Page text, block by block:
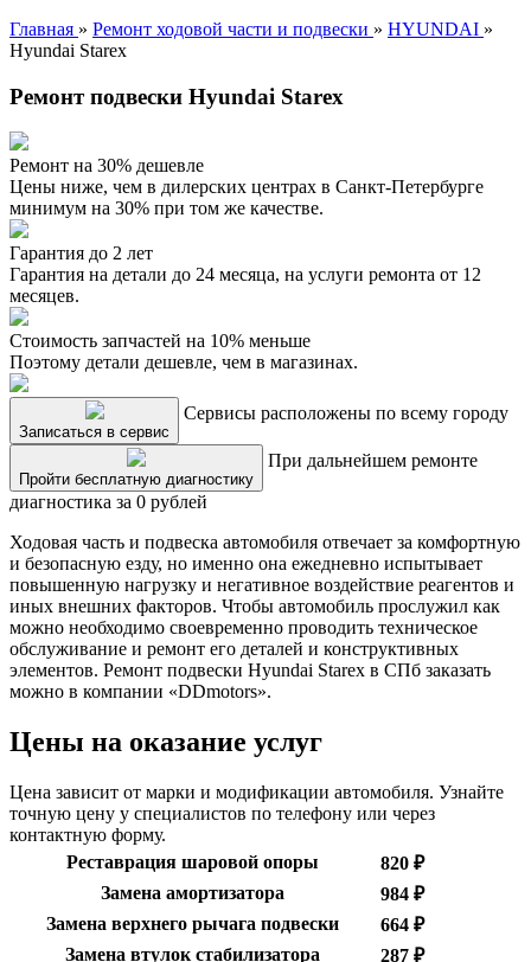
Главная » Ремонт ходовой части и подвески » HYUNDAI »
Hyundai Starex
Ремонт подвески Hyundai Starex
Ремонт на 30% дешевле
Цены ниже, чем в дилерских центрах в Санкт-Петербурге
минимум на 30% при том же качестве.
Гарантия до 2 лет
Гарантия на детали до 24 месяца, на услуги ремонта от 12
месяцев.
Стоимость запчастей на 10% меньше
Поэтому детали дешевле, чем в магазинах.
Записаться в сервис
Сервисы расположены по всему городу
Пройти бесплатную диагностику
При дальнейшем ремонте
диагностика за 0 рублей
Ходовая часть и подвеска автомобиля отвечает за комфортную
и безопасную езду, но именно она ежедневно испытывает
повышенную нагрузку и негативное воздействие реагентов и
иных внешних факторов. Чтобы автомобиль прослужил как
можно необходимо своевременно проводить техническое
обслуживание и ремонт его деталей и конструктивных
элементов. Ремонт подвески Hyundai Starex в СПб заказать
можно в компании «DDmotors».
Цены на оказание услуг
Цена зависит от марки и модификации автомобиля. Узнайте
точную цену у специалистов по телефону или через
контактную форму.
Реставрация шаровой опоры
820 ₽
Замена амортизатора
984 ₽
Замена верхнего рычага подвески
664 ₽
Замена втулок стабилизатора
287 ₽